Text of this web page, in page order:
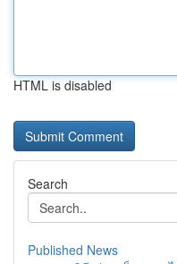
HTML is disabled
Search
Published News